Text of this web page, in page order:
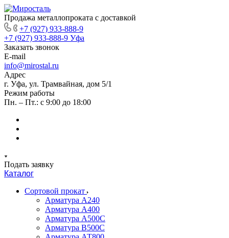
Продажа металлопроката с доставкой
+7 (927) 933-888-9
+7 (927) 933-888-9 Уфа
Заказать звонок
E-mail
info@mirostal.ru
Адрес
г. Уфа, ул. Трамвайная, дом 5/1
Режим работы
Пн. – Пт.: с 9:00 до 18:00
Подать заявку
Каталог
Сортовой прокат
Арматура А240
Арматура А400
Арматура А500C
Арматура В500С